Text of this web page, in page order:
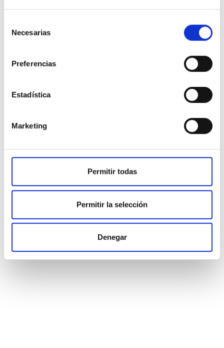
Necesarias
Preferencias
Estadística
Marketing
Permitir todas
Permitir la selección
Denegar
tu sonrisa!
Solicita Cita
Ver más promociones